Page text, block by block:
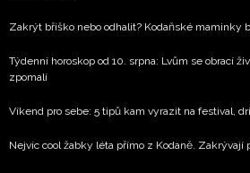
Zakrýt bříško nebo odhalit? Kodaňské maminky
Týdenní horoskop od 10. srpna: Lvům se obrací
zpomalí
Víkend pro sebe: 5 tipů kam vyrazit na festival,
Nejvíc cool žabky léta přímo z Kodaně. Zakrývají